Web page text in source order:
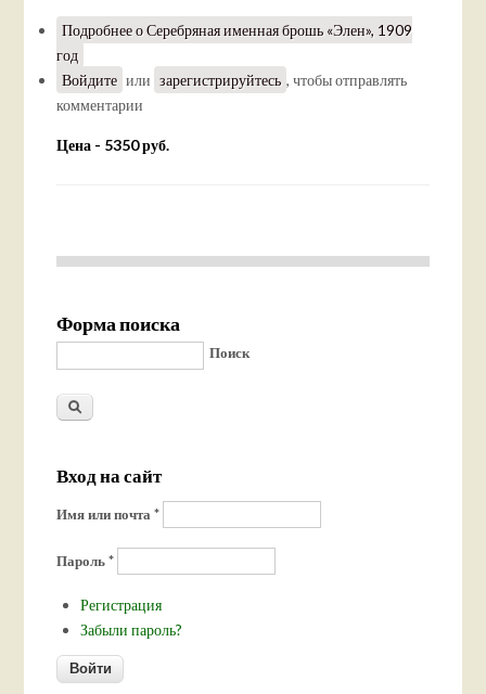
Подробнеео Серебряная именная брошь «Элен», 1909
год
Войдите или зарегистрируйтесь , чтобы отправлять
комментарии
Цена - 5350 руб.
Форма поиска
Поиск
Вход на сайт
Имя или почта*
Пароль*
Регистрация
Забыли пароль?